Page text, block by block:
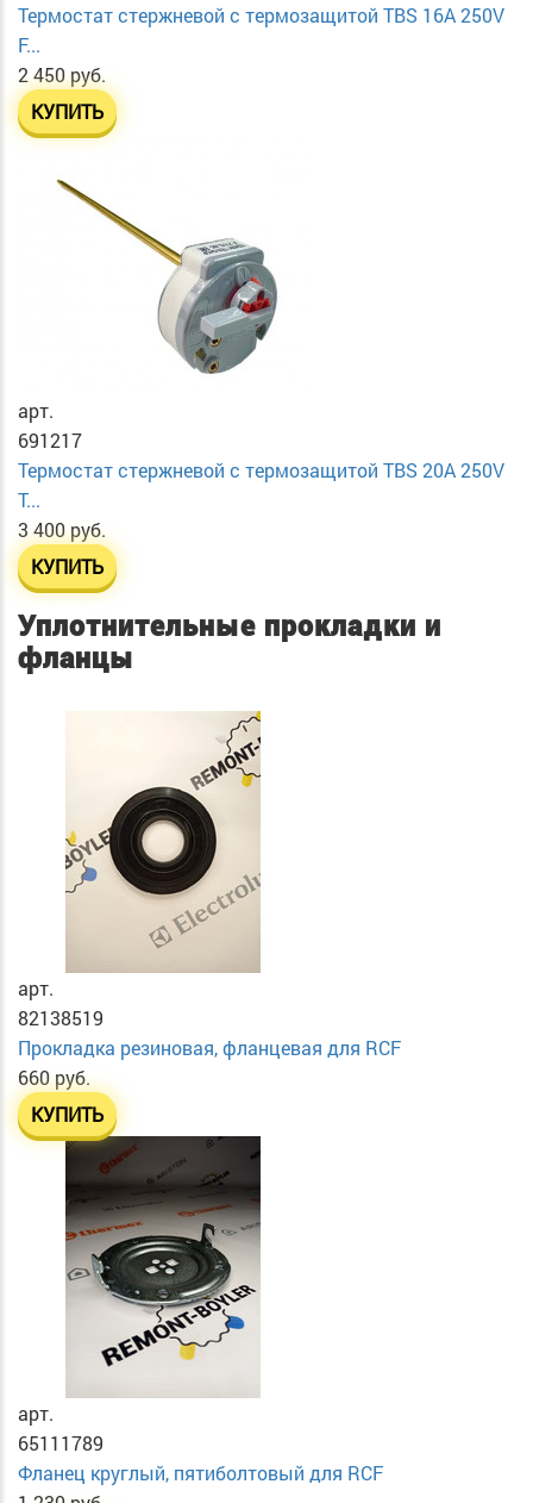
Термостат стержневой с термозащитой TBS 16A 250V
F...
2 450 руб.
КУПИТЬ
арт.
691217
Термостат стержневой с термозащитой TBS 20A 250V
T...
3 400 руб.
КУПИТЬ
Уплотнительные прокладки и
фланцы
арт.
82138519
Прокладка резиновая, фланцевая для RCF
660 руб.
КУПИТЬ
арт.
65111789
Фланец круглый, пятиболтовый для RCF